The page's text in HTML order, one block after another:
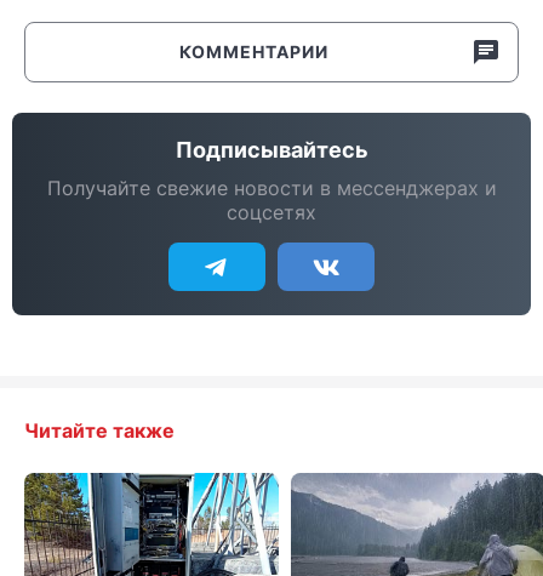
КОММЕНТАРИИ
Подписывайтесь
Получайте свежие новости в мессенджерах и
соцсетях
Читайте также